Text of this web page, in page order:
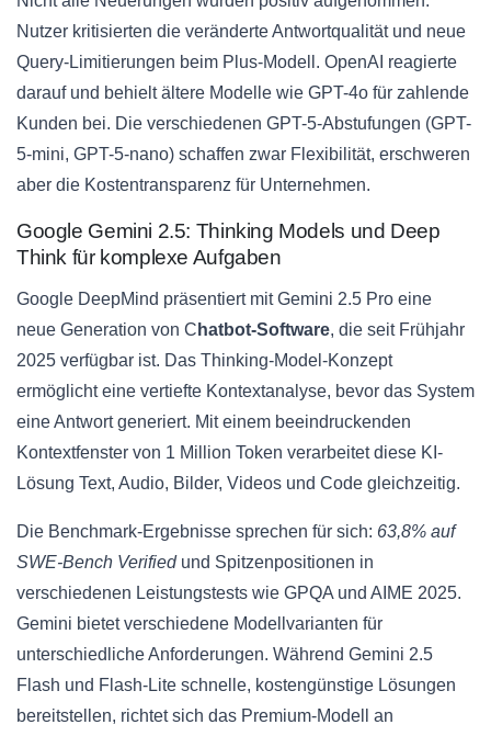
Nutzer kritisierten die veränderte Antwortqualität und neue
Query-Limitierungen beim Plus-Modell. OpenAI reagierte
darauf und behielt ältere Modelle wie GPT-4o für zahlende
Kunden bei. Die verschiedenen GPT-5-Abstufungen (GPT-
5-mini, GPT-5-nano) schaffen zwar Flexibilität, erschweren
aber die Kostentransparenz für Unternehmen.
Google Gemini 2.5: Thinking Models und Deep
Think für komplexe Aufgaben
Google DeepMind präsentiert mit Gemini 2.5 Pro eine
neue Generation von C hatbot-Software, die seit Frühjahr
2025 verfügbar ist. Das Thinking-Model-Konzept
ermöglicht eine vertiefte Kontextanalyse, bevor das System
eine Antwort generiert. Mit einem beeindruckenden
Kontextfenster von 1 Million Token verarbeitet diese KI-
Lösung Text, Audio, Bilder, Videos und Code gleichzeitig.
Die Benchmark-Ergebnisse sprechen für sich: 63,8% auf
SWE-Bench Verifiedund Spitzenpositionen in
verschiedenen Leistungstests wie GPQA und AIME 2025.
Gemini bietet verschiedene Modellvarianten für
unterschiedliche Anforderungen. Während Gemini 2.5
Flash und Flash-Lite schnelle, kostengünstige Lösungen
bereitstellen, richtet sich das Premium-Modell an